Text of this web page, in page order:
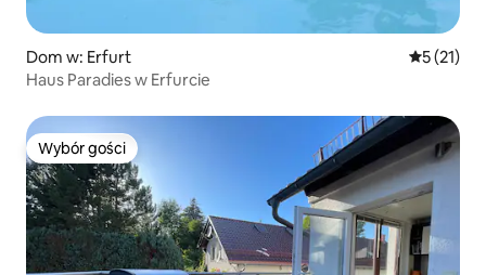
Dom w: Erfurt Średnia
5 (21)
Haus Paradies w Erfurcie
Wybór gości
Wybór gości